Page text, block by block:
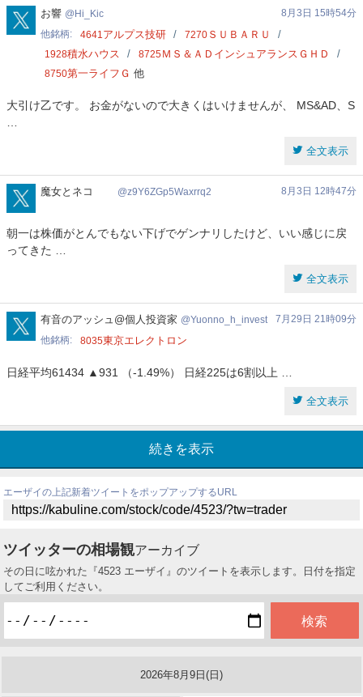
Hi_Kic
お響 Hi_Kic
8月3日 15時54分
他銘柄
4641アルプス技研 7270 ＳＵＢＡＲＵ
1928積水ハウス 8725ＭＳ＆ＡＤインシュアランスＧＨＤ
8750第一ライフＧ 他
大引け乙です。 お金がないので大きくはいけませんが、 MS&AD、S
全文表示
z9Y6ZGp5Waxrrq2
魔女とネコ z9Y6ZGp5Waxrrq2 8月3日 12時47分
朝一は株価がとんでもない下げでゲンナリしたけど、いい感じに戻
ってきた …
全文表示
Yuonno_h_invest
有音のアッシュ@個人投資家 Yuonno_h_invest
7月29日 21時09分
他銘柄
8035東京エレクトロン
日経平均61434 ▲931 （-1.49%） 日経225は6割以上 …
全文表示
続きを表示
エーザイの上記新着ツイートをポップアップするURL
ツイッターの相場観アーカイブ
その日に呟かれた『4523 エーザイ』のツイートを表示します。日付を指定
してご利用ください。
2026年8月9日(日)